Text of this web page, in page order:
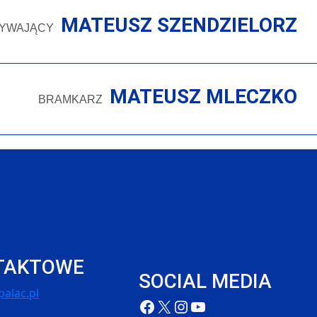
MATEUSZ SZENDZIELORZ
BRAMKARZ MATEUSZ MLECZKO
SOCIAL MEDIA